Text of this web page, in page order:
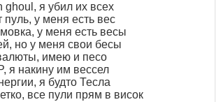
ghoul, я убил их всех
пуль, у меня есть вес
у меня есть весы
но у меня свои бесы
имею и песо
я накину им вессел
я будто Тесла
все пули прям в висок